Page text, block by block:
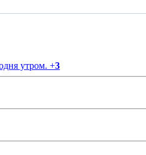
утром. +3